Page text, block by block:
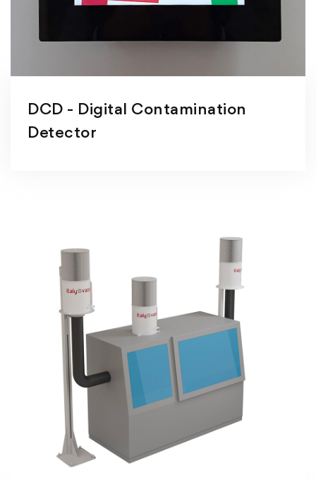
DCD - Digital Contamination
Detector